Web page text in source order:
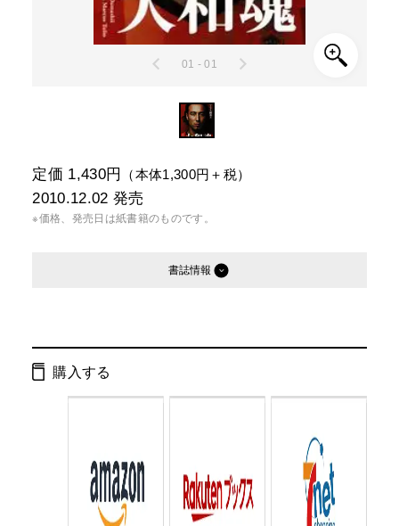
01 - 01
定価 1,430円 （本体1,300円＋税）
2010.12.02 発売
※価格、発売日は紙書籍のものです。
書誌情報
ISBN： 9784344019225
判型：
購入する